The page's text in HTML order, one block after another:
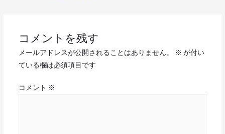
コメントを残す
メールアドレスが公開されることはありません。 ※ が付い
ている欄は必須項目です
コメント ※